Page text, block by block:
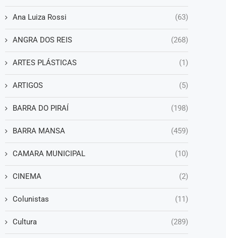
Ana Luiza Rossi (63)
ANGRA DOS REIS (268)
ARTES PLÁSTICAS (1)
ARTIGOS (5)
BARRA DO PIRAÍ (198)
BARRA MANSA (459)
CAMARA MUNICIPAL (10)
CINEMA (2)
Colunistas (11)
Cultura (289)